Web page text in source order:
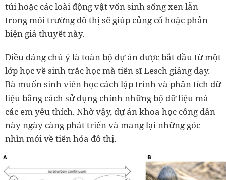
túi hoặc các loài động vật vốn sinh sống xen lẫn
trong môi trường đô thị sẽ giúp củng cố hoặc phản
biện giả thuyết này.
Điều đáng chú ý là toàn bộ dự án được bắt đầu từ một
lớp học về sinh trắc học mà tiến sĩ Lesch giảng dạy.
Bà muốn sinh viên học cách lập trình và phân tích dữ
liệu bằng cách sử dụng chính những bộ dữ liệu mà
các em yêu thích. Nhờ vậy, dự án khoa học công dân
này ngày càng phát triển và mang lại những góc
nhìn mới về tiến hóa đô thị.